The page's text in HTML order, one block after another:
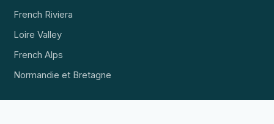
French Riviera
Loire Valley
French Alps
Normandie et Bretagne